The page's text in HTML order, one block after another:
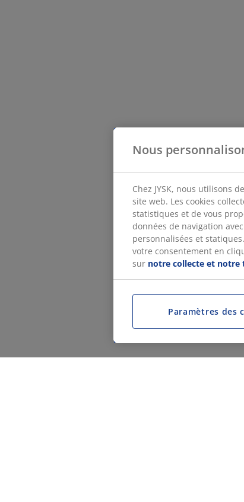
Nous
Chez JYSK, nous utilisons
site web. Les cookies
statistiques et de vous
données de navigation
personnalisées et
votre consentement en
sur notre collecte et notre
Paramètres des